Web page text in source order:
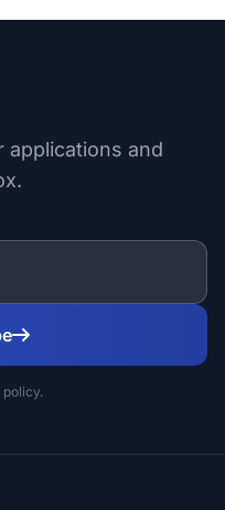
applications and
policy.